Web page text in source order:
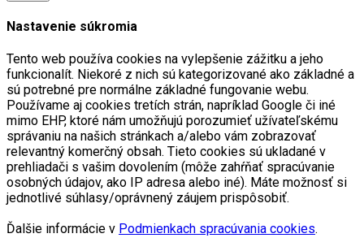
Nastavenie súkromia
Tento web používa cookies na vylepšenie zážitku a jeho
funkcionalít. Niekoré z nich sú kategorizované ako základné a
sú potrebné pre normálne základné fungovanie webu.
Používame aj cookies tretích strán, napríklad Google či iné
mimo EHP, ktoré nám umožňujú porozumieť užívateľskému
správaniu na našich stránkach a/alebo vám zobrazovať
relevantný komerčný obsah. Tieto cookies sú ukladané v
prehliadači s vašim dovolením (môže zahŕňať spracúvanie
osobných údajov, ako IP adresa alebo iné). Máte možnosť si
jednotlivé súhlasy/oprávnený záujem prispôsobiť.
Ďalšie informácie v Podmienkach spracúvania cookies.